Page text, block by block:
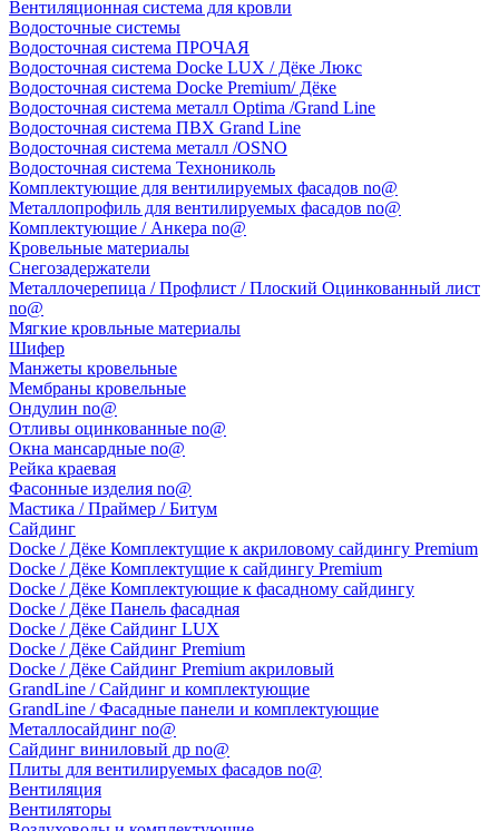
Вентиляционная система для кровли
Водосточные системы
Водосточная система ПРОЧАЯ
Водосточная система Docke LUX / Дёке Люкс
Водосточная система Docke Premium/ Дёке
Водосточная система металл Optima /Grand Line
Водосточная система ПВХ Grand Line
Водосточная система металл /OSNO
Водосточная система Технониколь
Комплектующие для вентилируемых фасадов no@
Металлопрофиль для вентилируемых фасадов no@
Комплектующие / Анкера no@
Кровельные материалы
Снегозадержатели
Металлочерепица / Профлист / Плоский Оцинкованный лист
no@
Мягкие кровльные материалы
Шифер
Манжеты кровельные
Мембраны кровельные
Ондулин no@
Отливы оцинкованные no@
Окна мансардные no@
Рейка краевая
Фасонные изделия no@
Мастика / Праймер / Битум
Сайдинг
Docke / Дёке Комплектущие к акриловому сайдингу Premium
Docke / Дёке Комплектущие к сайдингу Premium
Docke / Дёке Комплектующие к фасадному сайдингу
Docke / Дёке Панель фасадная
Docke / Дёке Сайдинг LUX
Docke / Дёке Сайдинг Premium
Docke / Дёке Сайдинг Premium акриловый
GrandLine / Сайдинг и комплектующие
GrandLine / Фасадные панели и комплектующие
Металлосайдинг no@
Сайдинг виниловый др no@
Плиты для вентилируемых фасадов no@
Вентиляция
Вентиляторы